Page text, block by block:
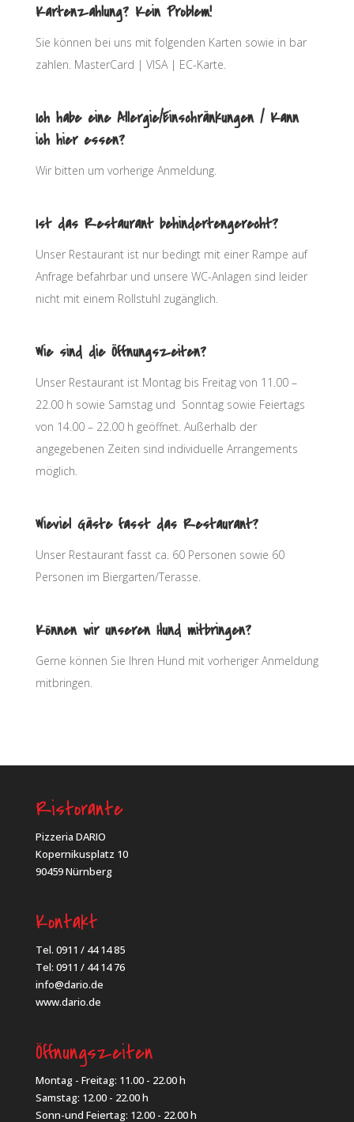
Kartenzahlung? Kein Problem!
Sie können bei uns mit folgenden Karten sowie in bar
zahlen. MasterCard | VISA | EC-Karte.
Ich habe eine Allergie/Einschränkungen / Kann
ich hier essen?
Wir bitten um vorherige Anmeldung.
Ist das Restaurant behindertengerecht?
Unser Restaurant ist nur bedingt mit einer Rampe auf
Anfrage befahrbar und unsere WC-Anlagen sind leider
nicht mit einem Rollstuhl zugänglich.
Wie sind die Öffnungszeiten?
Unser Restaurant ist Montag bis Freitag von 11.00 –
22.00 h sowie Samstag und Sonntag sowie Feiertags
von 14.00 – 22.00 h geöffnet. Außerhalb der
angegebenen Zeiten sind individuelle Arrangements
möglich.
Wieviel Gäste fasst das Restaurant?
Unser Restaurant fasst ca. 60 Personen sowie 60
Personen im Biergarten/Terasse.
Können wir unseren Hund mitbringen?
Gerne können Sie Ihren Hund mit vorheriger Anmeldung
mitbringen.
Ristorante
Pizzeria DARIO
Kopernikusplatz 10
90459 Nürnberg
Kontakt
Tel. 0911 / 44 14 85
Tel: 0911 / 44 14 76
info@dario.de
www.dario.de
Öffnungszeiten
Montag - Freitag: 11.00 - 22.00 h
Samstag: 12.00 - 22.00 h
Sonn-und Feiertag: 12.00 - 22.00 h